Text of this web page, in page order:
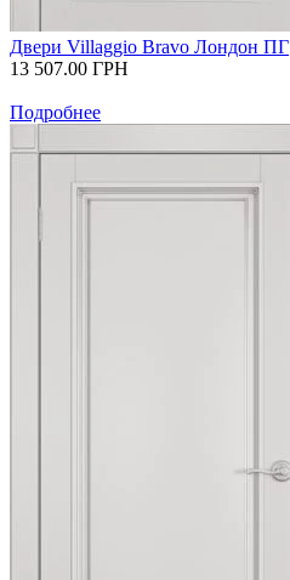
Двери Villaggio Bravo Лондон ПГ
13 507.00 ГРН
Подробнее